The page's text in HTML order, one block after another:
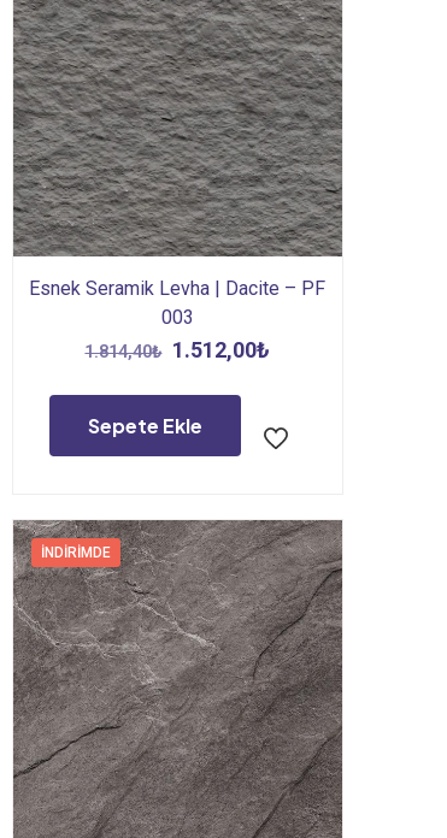
Esnek Seramik Levha | Dacite – PF
003
1.814,40₺ Orijinal
1.814,40₺.
1.512,00₺
1.512,00₺.
Sepete Ekle
İNDIRIMDE